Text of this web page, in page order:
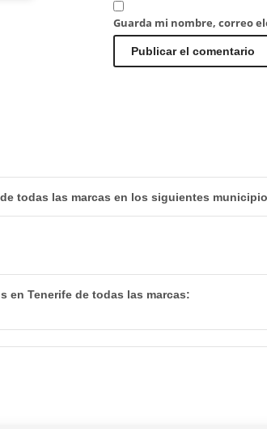
Guarda mi nombre, correo
todas las marcas en los siguientes
en Tenerife de todas las marcas: